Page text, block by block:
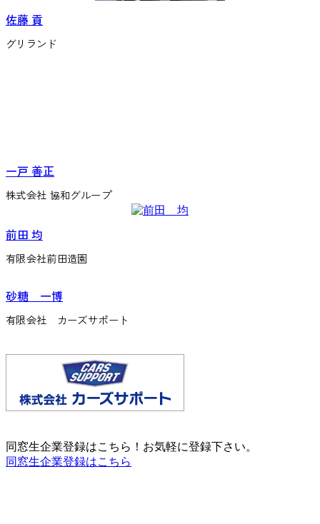
佐藤 貢
グリランド
一戸 善正
株式会社 協和グループ
前田 均
有限会社前田造園
砂糖 一博
有限会社 カーズサポート
同窓生企業登録はこちら！お気軽に登録下さい。
同窓生企業登録はこちら